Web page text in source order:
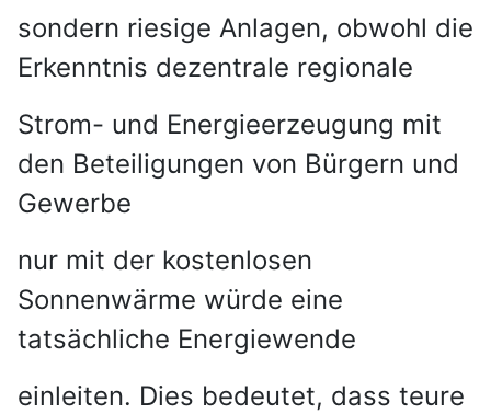
sondern riesige Anlagen, obwohl die
Erkenntnis dezentrale regionale
Strom- und Energieerzeugung mit
den Beteiligungen von Bürgern und
Gewerbe
nur mit der kostenlosen
Sonnenwärme würde eine
tatsächliche Energiewende
einleiten. Dies bedeutet, dass teure